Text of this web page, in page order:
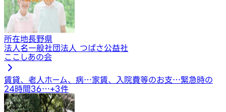
所在地長野県
法人名一般社団法人 つばさ公益社
ここしあの会
賃貸、老人ホーム、病…家賃、入院費等のお支…緊急時の
24時間36…+3件